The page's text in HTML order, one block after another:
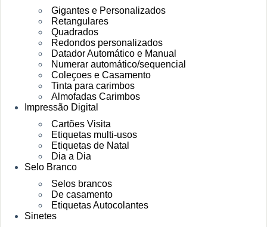
Gigantes e Personalizados
Retangulares
Quadrados
Redondos personalizados
Datador Automático e Manual
Numerar automático/sequencial
Coleçoes e Casamento
Tinta para carimbos
Almofadas Carimbos
Impressão Digital
Cartões Visita
Etiquetas multi-usos
Etiquetas de Natal
Dia a Dia
Selo Branco
Selos brancos
De casamento
Etiquetas Autocolantes
Sinetes